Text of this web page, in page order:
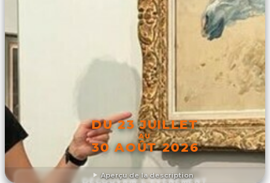
Aperçu de la description
DU 23 JUILLET
AU
30 AOÛT 2026
DÉCOUVRIR L'ÉVÉNEMENT